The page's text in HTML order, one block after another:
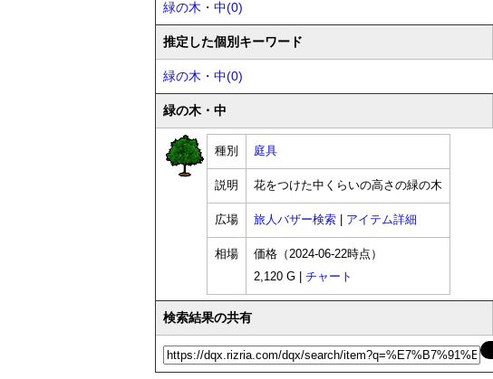
緑の木・中(0)
推定した個別キーワード
緑の木・中(0)
緑の木・中
種別 庭具
説明 花をつけた中くらいの高さの緑の木
広場 旅人バザー検索 アイテム詳細
相場
価格（2024-06-22時点）
2,120 G | チャート
検索結果の共有